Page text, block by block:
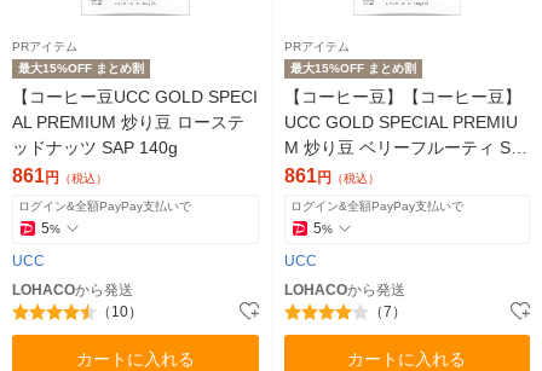
PRアイテム
最大15%OFF まとめ割
【コーヒー豆UCC GOLD SPECI
AL PREMIUM 炒り豆 ローステ
ッドナッツ SAP 140g
861円 （税込）
ログイン&全額PayPay支払いで
5%
UCC
LOHACOから発送
（10）
カートに入れる
PRアイテム
最大15%OFF まとめ割
【コーヒー豆】【コーヒー豆】
UCC GOLD SPECIAL PREMIU
M 炒り豆 ベリーフルーティ SA
P 140g
861円 （税込）
ログイン&全額PayPay支払いで
5%
UCC
LOHACOから発送
（7）
カートに入れる